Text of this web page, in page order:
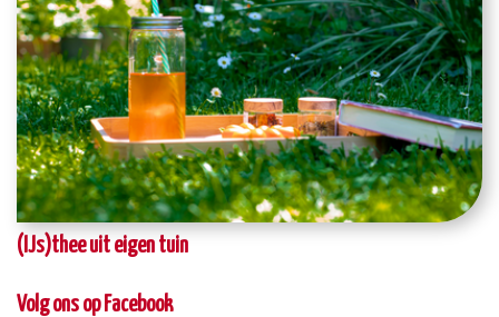
(IJs)thee uit eigen tuin
Volg ons op Facebook